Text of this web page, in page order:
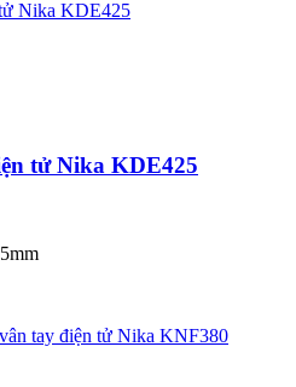
tử Nika KDE425